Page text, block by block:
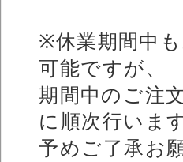
※休業期間中
可能ですが、
期間中のご注
に順次行いま
予めご了承お